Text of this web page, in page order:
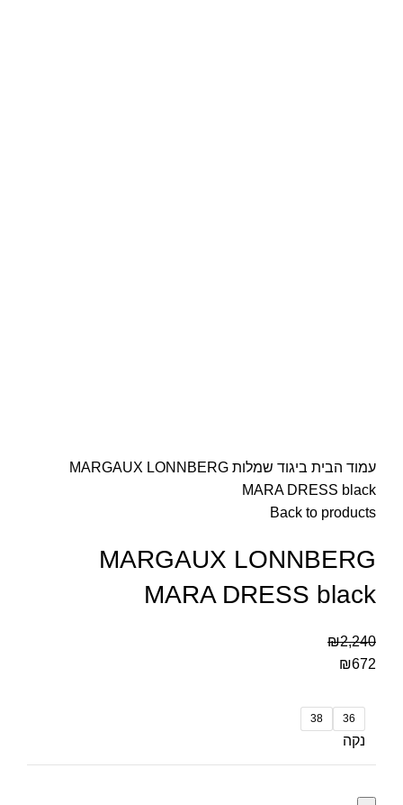
עמוד הבית ביגוד שמלות MARGAUX LONNBERG
MARA DRESS black
Back to products
MARGAUX LONNBERG
MARA DRESS black
₪2,240
₪672
36
38
נקה